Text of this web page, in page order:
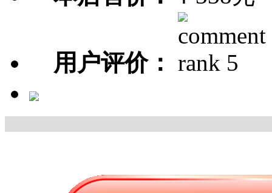
用户评价：